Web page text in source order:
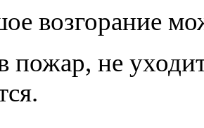
возгорание
пожар, не